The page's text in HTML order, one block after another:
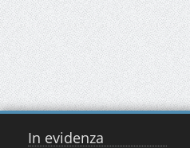
In evidenza